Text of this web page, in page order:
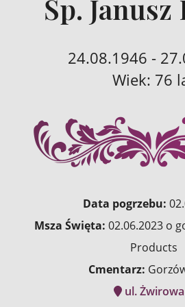
Śp. Janusz
24.08.1946 -
Wiek: 76
Data pogrzebu:
Msza Święta: 02.06.2023 o
Products
Cmentarz:
ul.